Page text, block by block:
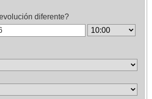
diferente?